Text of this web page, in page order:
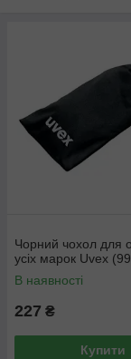
Чорний чохол для
усіх марок Uvex
В наявності
227 ₴
Купити